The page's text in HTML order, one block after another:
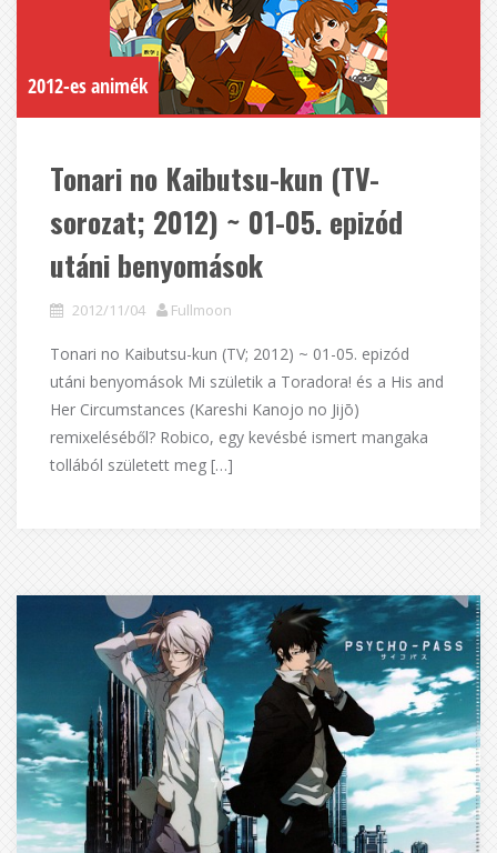
2012-es animék
Tonari no Kaibutsu-kun (TV-
sorozat; 2012) ~ 01-05. epizód
utáni benyomások
2012/11/04 Fullmoon
Tonari no Kaibutsu-kun (TV; 2012) ~ 01-05. epizód
utáni benyomások Mi születik a Toradora! és a His and
Her Circumstances (Kareshi Kanojo no Jijō)
remixeléséből? Robico, egy kevésbé ismert mangaka
tollából született meg […]